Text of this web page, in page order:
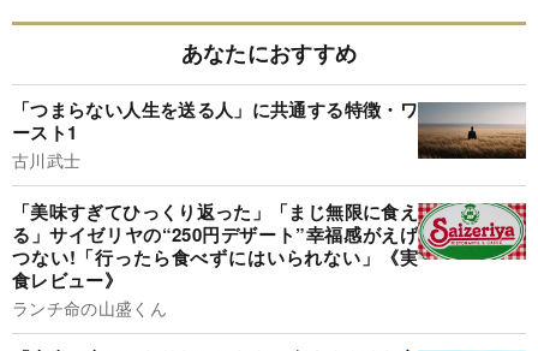
あなたにおすすめ
「つまらない人生を送る人」に共通する特徴・ワ
ースト1
古川武士
「美味すぎてひっくり返った」「まじ無限に食え
る」サイゼリヤの“250円デザート”幸福感がえげ
つない!「行ったら食べずにはいられない」《実
食レビュー》
ランチ命の山盛くん